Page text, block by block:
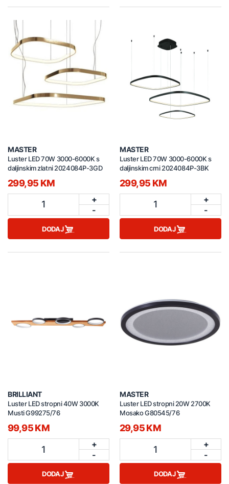
MASTER
Luster LED 70W 3000-6000K s
daljinskim zlatni 2024084P-3GD
299,95 KM
1
+
-
DODAJ
MASTER
Luster LED 70W 3000-6000K s
daljinskim crni 2024084P-3BK
299,95 KM
1
+
-
DODAJ
BRILLIANT
Luster LED stropni 40W 3000K
Musti G99275/76
99,95 KM
1
+
-
DODAJ
MASTER
Luster LED stropni 20W 2700K
Mosako G80545/76
29,95 KM
1
+
-
DODAJ